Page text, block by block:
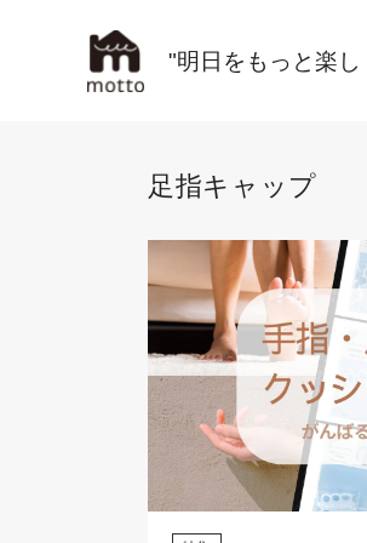
"明日をもっと楽
足指キャップ